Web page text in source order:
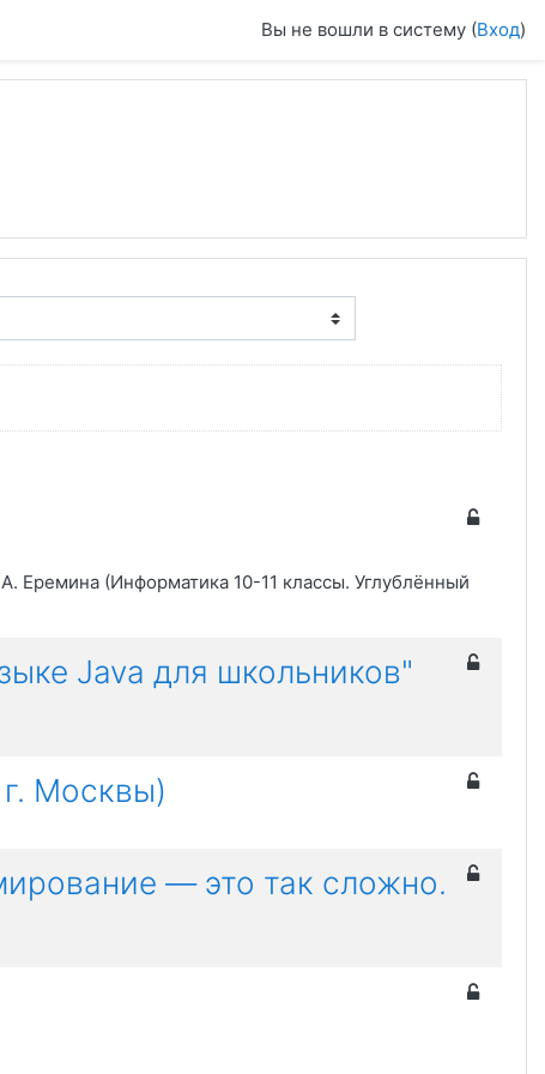
Вы не вошли в систему (Вход)
Еремина (Информатика 10-11 классы. Углублённый
Java для школьников"
Москвы)
— это так сложно.